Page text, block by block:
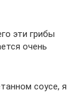
эти грибы
очень
соусе, я